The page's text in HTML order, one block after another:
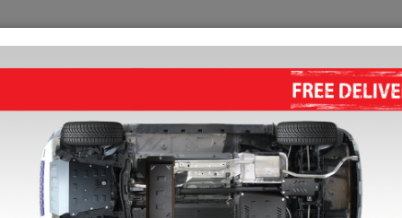
PROTECTION ACCUEIL LIVRAISON AVIS
Citroen C2
dédiée aux voitures Citroen C2. Il est monté sans